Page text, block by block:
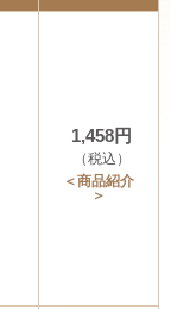
1,458円
（税込）
＜商品紹介
＞